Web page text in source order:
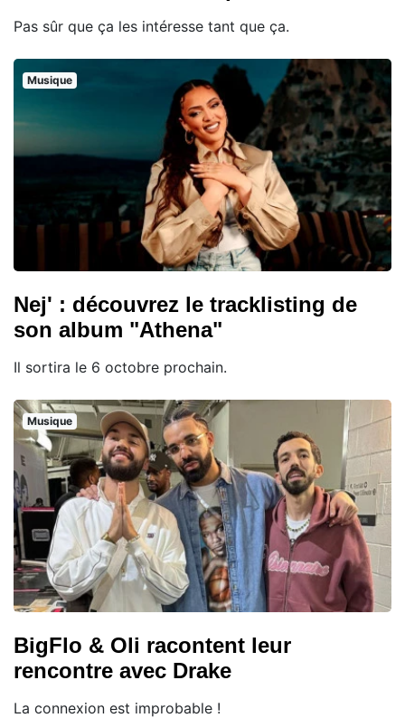
Pas sûr que ça les intéresse tant que ça.
Musique
Nej' : découvrez le tracklisting de
son album "Athena"
Il sortira le 6 octobre prochain.
Musique
BigFlo & Oli racontent leur
rencontre avec Drake
La connexion est improbable !